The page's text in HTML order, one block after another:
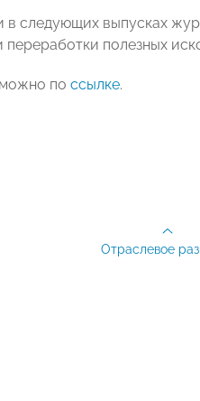
в следующих выпусках
переработки полезных
по ссылке.
Отраслевое